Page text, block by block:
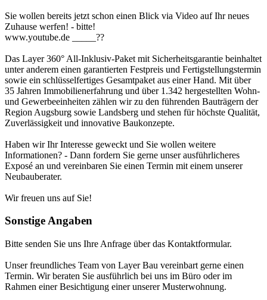
Sie wollen bereits jetzt schon einen Blick via Video auf Ihr neues
Zuhause werfen! - bitte!
www.youtube.de _____??
Das Layer 360° All-Inklusiv-Paket mit Sicherheitsgarantie beinhaltet
unter anderem einen garantierten Festpreis und Fertigstellungstermin
sowie ein schlüsselfertiges Gesamtpaket aus einer Hand. Mit über
35 Jahren Immobilienerfahrung und über 1.342 hergestellten Wohn-
und Gewerbeeinheiten zählen wir zu den führenden Bauträgern der
Region Augsburg sowie Landsberg und stehen für höchste Qualität,
Zuverlässigkeit und innovative Baukonzepte.
Haben wir Ihr Interesse geweckt und Sie wollen weitere
Informationen? - Dann fordern Sie gerne unser ausführlicheres
Exposé an und vereinbaren Sie einen Termin mit einem unserer
Neubauberater.
Wir freuen uns auf Sie!
Sonstige Angaben
Bitte senden Sie uns Ihre Anfrage über das Kontaktformular.
Unser freundliches Team von Layer Bau vereinbart gerne einen
Termin. Wir beraten Sie ausführlich bei uns im Büro oder im
Rahmen einer Besichtigung einer unserer Musterwohnung.